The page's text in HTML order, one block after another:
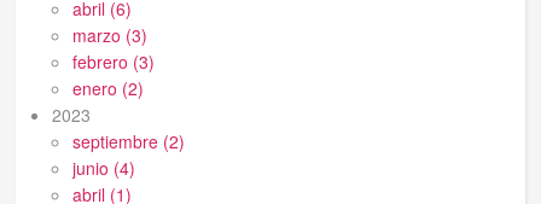
abril (6)
marzo (3)
febrero (3)
enero (2)
2023
septiembre (2)
junio (4)
abril (1)